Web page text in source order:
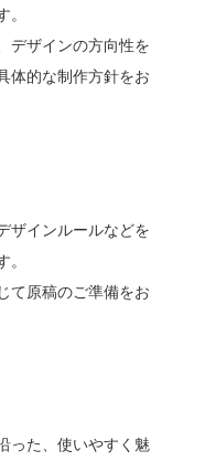
。
デザインの方向性を
体的な制作方針をお
ザインルールなどを
。
て原稿のご準備をお
った、使いやすく魅